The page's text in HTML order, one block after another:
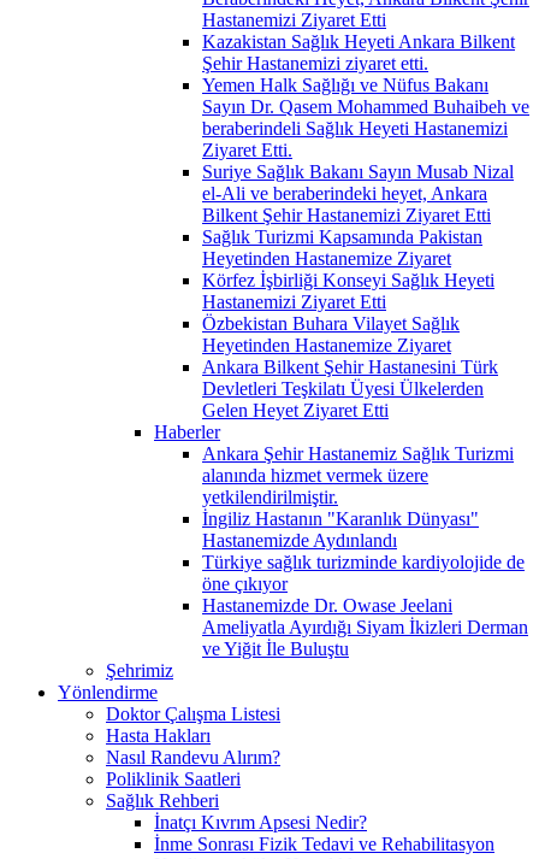
Hastanemizi Ziyaret Etti
Kazakistan Sağlık Heyeti Ankara Bilkent
Şehir Hastanemizi ziyaret etti.
Yemen Halk Sağlığı ve Nüfus Bakanı
Sayın Dr. Qasem Mohammed Buhaibeh ve
beraberindeli Sağlık Heyeti Hastanemizi
Ziyaret Etti.
Suriye Sağlık Bakanı Sayın Musab Nizal
el-Ali ve beraberindeki heyet, Ankara
Bilkent Şehir Hastanemizi Ziyaret Etti
Sağlık Turizmi Kapsamında Pakistan
Heyetinden Hastanemize Ziyaret
Körfez İşbirliği Konseyi Sağlık Heyeti
Hastanemizi Ziyaret Etti
Özbekistan Buhara Vilayet Sağlık
Heyetinden Hastanemize Ziyaret
Ankara Bilkent Şehir Hastanesini Türk
Devletleri Teşkilatı Üyesi Ülkelerden
Gelen Heyet Ziyaret Etti
Haberler
Ankara Şehir Hastanemiz Sağlık Turizmi
alanında hizmet vermek üzere
yetkilendirilmiştir.
İngiliz Hastanın "Karanlık Dünyası"
Hastanemizde Aydınlandı
Türkiye sağlık turizminde kardiyolojide de
öne çıkıyor
Hastanemizde Dr. Owase Jeelani
Ameliyatla Ayırdığı Siyam İkizleri Derman
ve Yiğit İle Buluştu
Şehrimiz
Yönlendirme
Doktor Çalışma Listesi
Hasta Hakları
Nasıl Randevu Alırım?
Poliklinik Saatleri
Sağlık Rehberi
İnatçı Kıvrım Apsesi Nedir?
İnme Sonrası Fizik Tedavi ve Rehabilitasyon